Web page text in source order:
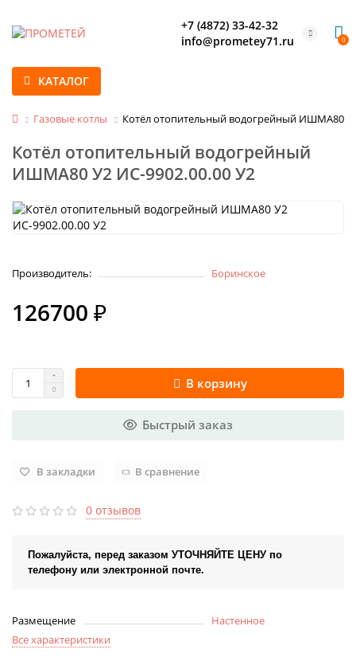
+7 (4872) 33-42-32
info@prometey71.ru
0
КАТАЛОГ
Газовые котлы Котёл отопительный водогрейный ИШМА80
Котёл отопительный водогрейный
ИШМА80 У2 ИС-9902.00.00 У2
Производитель: Боринское
126700 ₽
В корзину
Быстрый заказ
В закладки В сравнение
0 отзывов
Пожалуйста, перед заказом УТОЧНЯЙТЕ ЦЕНУ по
телефону или электронной почте.
Размещение
Настенное
Все характеристики